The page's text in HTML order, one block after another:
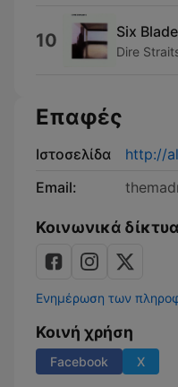
10 Six
Dire
Επαφές
Ιστοσελίδα
http://
Email:
Κοινωνικά δίκτυα
Ενημέρωση των
Κοινή χρήση
Facebook X